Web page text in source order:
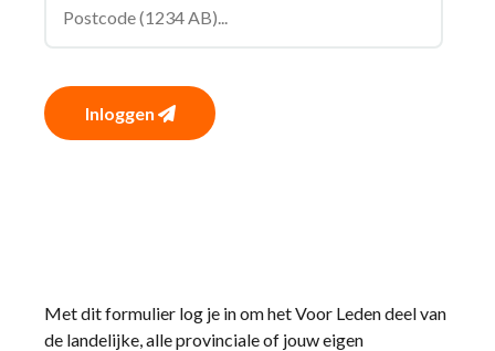
Inloggen
Met dit formulier log je in om het Voor Leden deel van
de landelijke, alle provinciale of jouw eigen